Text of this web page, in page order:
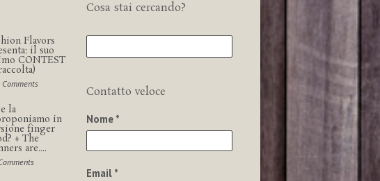
Flavors
il suo
CONTEST
Comments
la
in
finger
+ The
are....
Cosa stai cercando?
Contatto veloce
Nome *
Email *